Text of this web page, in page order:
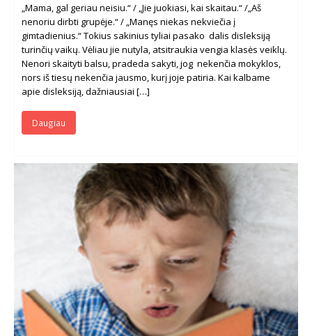
„Mama, gal geriau neisiu.“ / „Jie juokiasi, kai skaitau.“ /„Aš
nenoriu dirbti grupėje.“ / „Manęs niekas nekviečia į
gimtadienius.“ Tokius sakinius tyliai pasako dalis disleksiją
turinčių vaikų. Vėliau jie nutyla, atsitraukia vengia klasės veiklų.
Nenori skaityti balsu, pradeda sakyti, jog nekenčia mokyklos,
nors iš tiesų nekenčia jausmo, kurį joje patiria. Kai kalbame
apie disleksiją, dažniausiai […]
Daugiau